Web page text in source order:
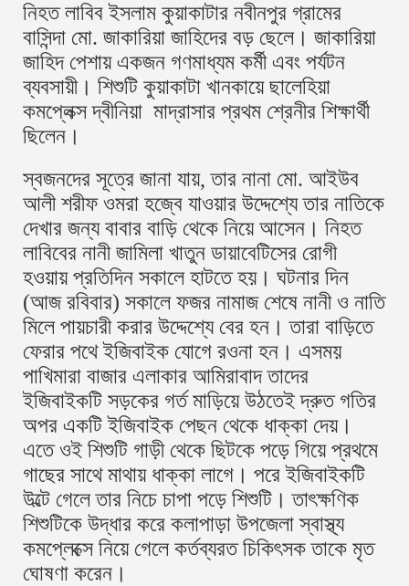
নিহত লাবিব ইসলাম কুয়াকাটার নবীনপুর গ্রামের
বাসিন্দা মো. জাকারিয়া জাহিদের বড় ছেলে। জাকারিয়া
জাহিদ পেশায় একজন গণমাধ্যম কর্মী এবং পর্যটন
ব্যবসায়ী। শিশুটি কুয়াকাটা খানকায়ে ছালেহিয়া
কমপ্লেক্স দ্বীনিয়া মাদ্রাসার প্রথম শ্রেনীর শিক্ষার্থী
ছিলেন।
স্বজনদের সূত্রে জানা যায়, তার নানা মো. আইউব
আলী শরীফ ওমরা হজ্বে যাওয়ার উদ্দেশ্যে তার নাতিকে
দেখার জন্য বাবার বাড়ি থেকে নিয়ে আসেন। নিহত
লাবিবের নানী জামিলা খাতুন ডায়াবেটিসের রোগী
হওয়ায় প্রতিদিন সকালে হাটতে হয়। ঘটনার দিন
(আজ রবিবার) সকালে ফজর নামাজ শেষে নানী ও নাতি
মিলে পায়চারী করার উদ্দেশ্যে বের হন। তারা বাড়িতে
ফেরার পথে ইজিবাইক যোগে রওনা হন। এসময়
পাখিমারা বাজার এলাকার আমিরাবাদ তাদের
ইজিবাইকটি সড়কের গর্ত মাড়িয়ে উঠতেই দ্রুত গতির
অপর একটি ইজিবাইক পেছন থেকে ধাক্কা দেয়।
এতে ওই শিশুটি গাড়ী থেকে ছিটকে পড়ে গিয়ে প্রথমে
গাছের সাথে মাথায় ধাক্কা লাগে। পরে ইজিবাইকটি
উল্টে গেলে তার নিচে চাপা পড়ে শিশুটি। তাৎক্ষণিক
শিশুটিকে উদ্ধার করে কলাপাড়া উপজেলা স্বাস্থ্য
কমপ্লেক্সে নিয়ে গেলে কর্তব্যরত চিকিৎসক তাকে মৃত
ঘোষণা করেন।